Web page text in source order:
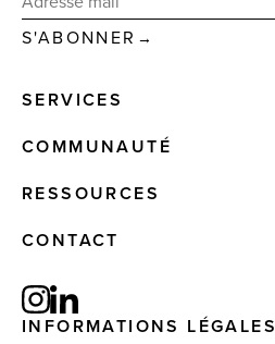
→
SERVICES
COMMUNAUTÉ
RESSOURCES
CONTACT
INFORMATIONS LÉGALES